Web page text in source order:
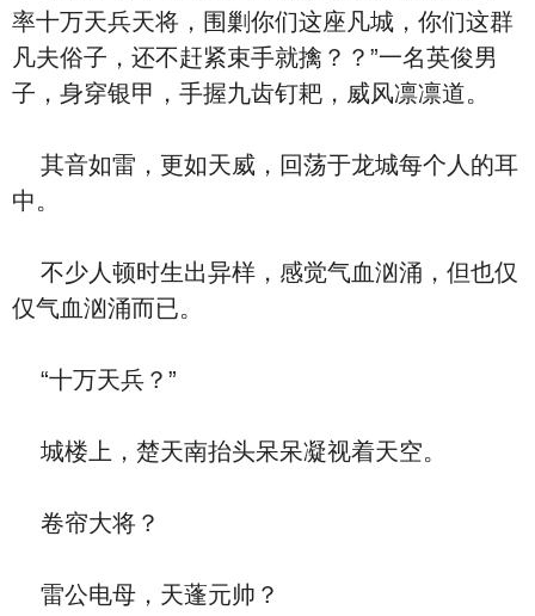
率十万天兵天将，围剿你们这座凡城，你们这群
凡夫俗子，还不赶紧束手就擒？？”一名英俊男
子，身穿银甲，手握九齿钉耙，威风凛凛道。
其音如雷，更如天威，回荡于龙城每个人的耳
中。
不少人顿时生出异样，感觉气血汹涌，但也仅
仅气血汹涌而已。
“十万天兵？”
城楼上，楚天南抬头呆呆凝视着天空。
卷帘大将？
雷公电母，天蓬元帅？